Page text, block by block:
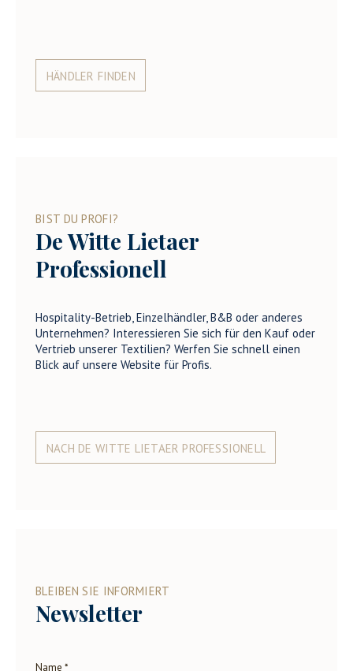
HÄNDLER FINDEN
BIST DU PROFI?
De Witte Lietaer
Professionell
Hospitality-Betrieb, Einzelhändler, B&B oder anderes
Unternehmen? Interessieren Sie sich für den Kauf oder
Vertrieb unserer Textilien? Werfen Sie schnell einen
Blick auf unsere Website für Profis.
NACH DE WITTE LIETAER PROFESSIONELL
BLEIBEN SIE INFORMIERT
Newsletter